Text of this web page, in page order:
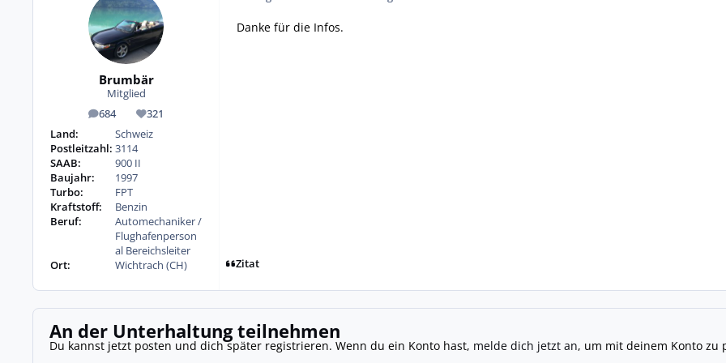
Brumbär
Mitglied
684
Beiträge 321
Reputation
Land:
Schweiz
Postleitzahl: 3114
SAAB:
900 II
Baujahr:
1997
Turbo:
FPT
Kraftstoff:
Benzin
Beruf:
Automechaniker /
Flughafenperson
al Bereichsleiter
Ort:
Wichtrach (CH)
Danke für die Infos.
Zitat
An der Unterhaltung teilnehmen
Du kannst jetzt posten und dich später registrieren. Wenn du ein Konto hast, melde dich jetzt an, um mit deinem Konto zu